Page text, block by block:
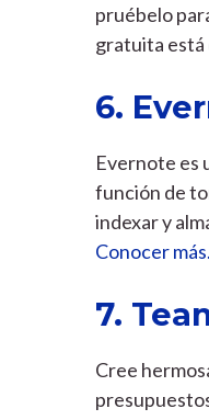
pruébelo
gratuita está
6.
Evernote es
función de
indexar y
Conocer más.
7.
Cree